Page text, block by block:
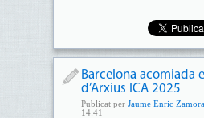
Barcelona acomiada
d’Arxius ICA 2025
Publicat per Jaume Enric
14:41